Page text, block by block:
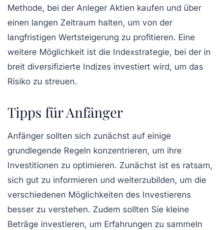
Methode, bei der Anleger Aktien kaufen und über
einen langen Zeitraum halten, um von der
langfristigen Wertsteigerung zu profitieren. Eine
weitere Möglichkeit ist die Indexstrategie, bei der in
breit diversifizierte Indizes investiert wird, um das
Risiko zu streuen.
Tipps für Anfänger
Anfänger sollten sich zunächst auf einige
grundlegende Regeln konzentrieren, um ihre
Investitionen zu optimieren. Zunächst ist es ratsam,
sich gut zu informieren und weiterzubilden, um die
verschiedenen Möglichkeiten des Investierens
besser zu verstehen. Zudem sollten Sie kleine
Beträge investieren, um Erfahrungen zu sammeln